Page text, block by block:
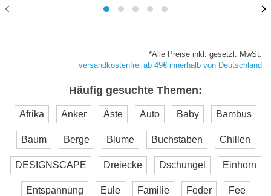
*Alle Preise inkl. gesetzl. MwSt.
versandkostenfrei ab 49€ innerhalb von Deutschland
Häufig gesuchte Themen:
Afrika Anker Äste Auto Baby Bambus
Baum Berge Blume Buchstaben Chillen
DESIGNSCAPE Dreiecke Dschungel Einhorn
Entspannung Eule Familie Feder Fee